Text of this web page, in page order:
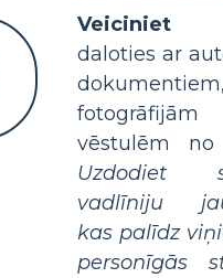
Veiciniet
daloties ar
dokumentiem,
vēstulēm
Uzdodiet
vadlīniju
kas palīdz
personīgās